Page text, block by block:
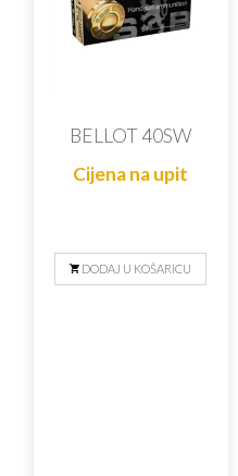
BELLOT 40SW
Cijena na upit
DODAJ U KOŠARICU